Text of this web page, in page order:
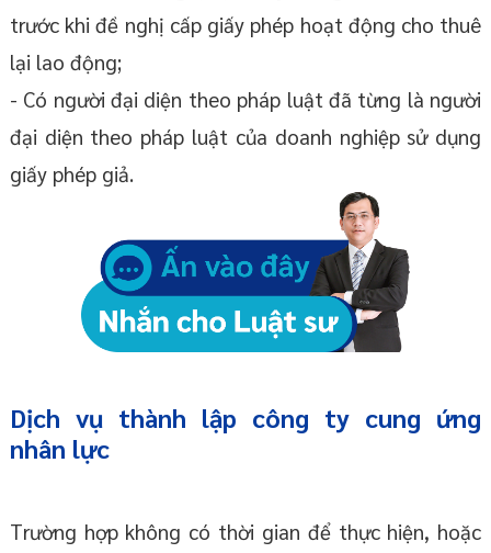
trước khi đề nghị cấp giấy phép hoạt động cho thuê
lại lao động;
- Có người đại diện theo pháp luật đã từng là người
đại diện theo pháp luật của doanh nghiệp sử dụng
giấy phép giả.
Dịch vụ thành lập công ty cung ứng
nhân lực
Trường hợp không có thời gian để thực hiện, hoặc